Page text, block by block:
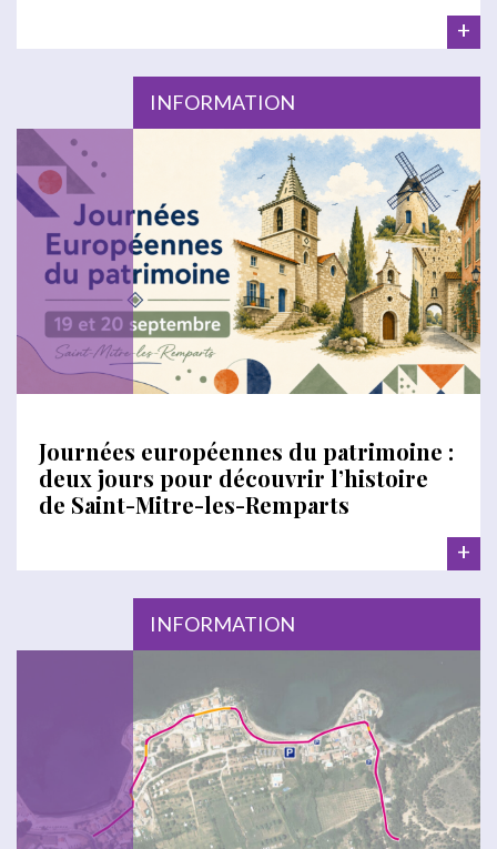
+
INFORMATION
Journées européennes du patrimoine :
deux jours pour découvrir l’histoire
de Saint-Mitre-les-Remparts
+
INFORMATION